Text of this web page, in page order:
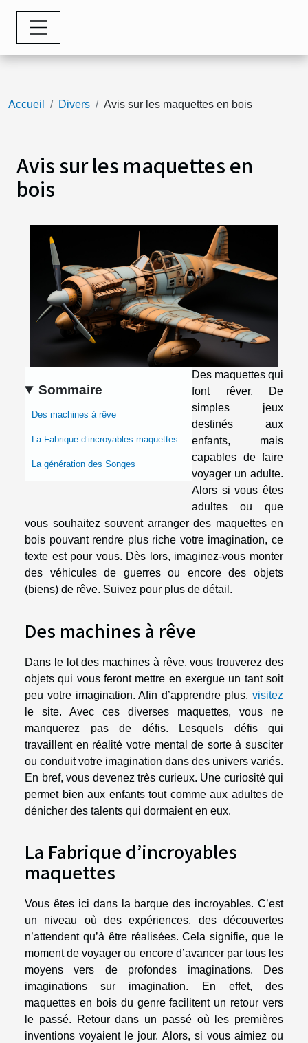
Accueil Divers Avis sur les maquettes en bois
Avis sur les maquettes en
bois
Sommaire
Des machines à rêve
La Fabrique d’incroyables maquettes
La génération des Songes
Des maquettes qui
font rêver. De
simples jeux
destinés aux
enfants, mais
capables de faire
voyager un adulte.
Alors si vous êtes
adultes ou que
vous souhaitez souvent arranger des maquettes en
bois pouvant rendre plus riche votre imagination, ce
texte est pour vous. Dès lors, imaginez-vous monter
des véhicules de guerres ou encore des objets
(biens) de rêve. Suivez pour plus de détail.
Des machines à rêve
Dans le lot des machines à rêve, vous trouverez des
objets qui vous feront mettre en exergue un tant soit
peu votre imagination. Afin d’apprendre plus, visitez
le site. Avec ces diverses maquettes, vous ne
manquerez pas de défis. Lesquels défis qui
travaillent en réalité votre mental de sorte à susciter
ou conduit votre imagination dans des univers variés.
En bref, vous devenez très curieux. Une curiosité qui
permet bien aux enfants tout comme aux adultes de
dénicher des talents qui dormaient en eux.
La Fabrique d’incroyables
maquettes
Vous êtes ici dans la barque des incroyables. C’est
un niveau où des expériences, des découvertes
n’attendent qu’à être réalisées. Cela signifie, que le
moment de voyager ou encore d’avancer par tous les
moyens vers de profondes imaginations. Des
imaginations sur imagination. En effet, des
maquettes en bois du genre facilitent un retour vers
le passé. Retour dans un passé où les premières
inventions voyaient le jour. Alors, si vous aimiez ou